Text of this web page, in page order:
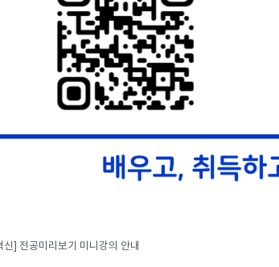
신] 전공미리보기 미니강의 안내